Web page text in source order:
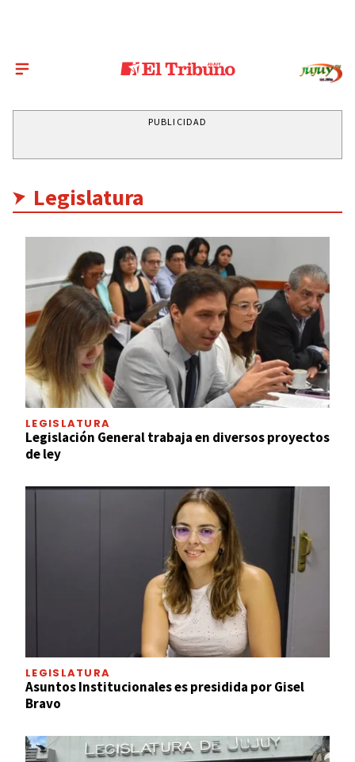
PUBLICIDAD
Legislatura
LEGISLATURA
Legislación General trabaja en diversos proyectos
de ley
LEGISLATURA
Asuntos Institucionales es presidida por Gisel
Bravo